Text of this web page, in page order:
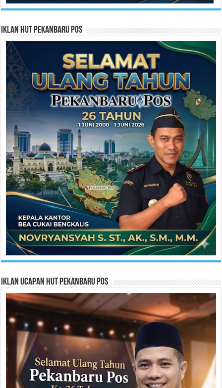
Iklan HUT Pekanbaru Pos
Iklan Ucapan HUT Pekanbaru Pos